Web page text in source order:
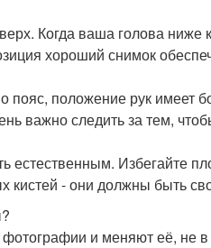
Когда ваша голова
хороший снимок
пояс, положение рук имеет
важно следить за тем,
естественным. Избегайте
кистей - они должны быть
и меняют её, не